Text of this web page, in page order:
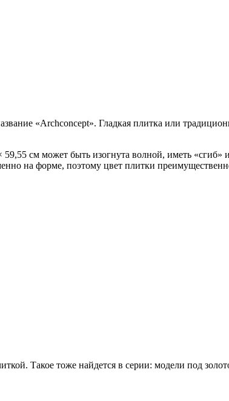
«Archconcept». Гладкая плитка или
см может быть изогнута волной, иметь «сгиб»
на форме, поэтому цвет плитки
Такое тоже найдется в серии: модели под